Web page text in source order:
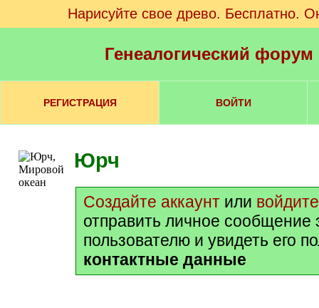
Нарисуйте свое древо. Бесплатно.
Генеалогический
РЕГИСТРАЦИЯ ВОЙТИ
Юрч
Создайте аккаунт или войдите
отправить личное сообщение
пользователю и увидеть его
контактные данные